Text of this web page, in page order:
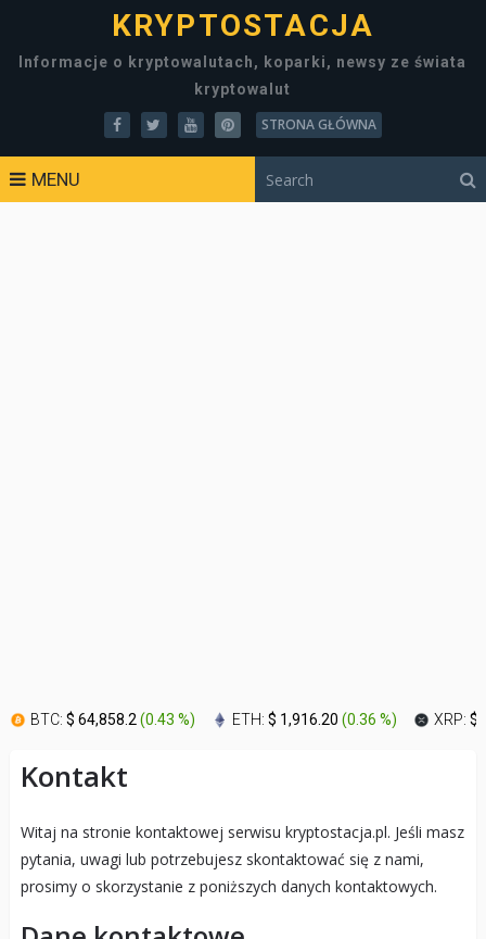
KRYPTOSTACJA
Informacje o kryptowalutach, koparki, newsy ze świata
kryptowalut
STRONA GŁÓWNA
MENU
BTC: $ 64,858.2(0.43 %) ETH: $ 1,916.20 (0.36 %) XRP: $
Kontakt
Witaj na stronie kontaktowej serwisu kryptostacja.pl. Jeśli masz
pytania, uwagi lub potrzebujesz skontaktować się z nami,
prosimy o skorzystanie z poniższych danych kontaktowych.